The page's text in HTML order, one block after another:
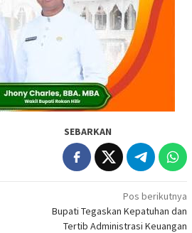
SEBARKAN
Pos berikutnya
Bupati Tegaskan Kepatuhan dan
Tertib Administrasi Keuangan